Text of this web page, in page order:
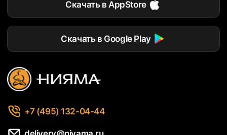
Скачать в AppStore
Скачать в Google Play
+7 (495) 132-04-44